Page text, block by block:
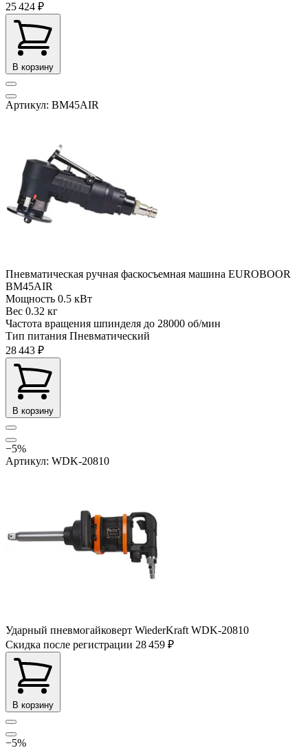
25 424 ₽
В корзину
Артикул: BM45AIR
Пневматическая ручная фаскосъемная машина EUROBOOR
BM45AIR
Мощность 0.5 кВт
Вес 0.32 кг
Частота вращения шпинделя до 28000 об/мин
Тип питания Пневматический
28 443 ₽
В корзину
−5%
Артикул: WDK-20810
Ударный пневмогайковерт WiederKraft WDK-20810
Скидка после регистрации 28 459 ₽
В корзину
−5%